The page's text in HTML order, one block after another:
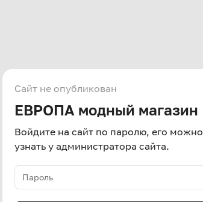
Сайт не опубликован
ЕВРОПА модный магазин
Войдите на сайт по паролю, его можно
узнать у администратора сайта.